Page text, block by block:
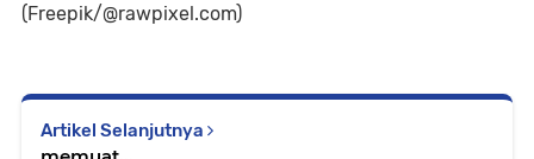
(Freepik/@rawpixel.com)
Artikel Selanjutnya